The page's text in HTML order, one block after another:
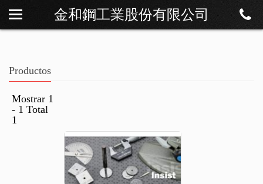
金和鋼工業股份有限公司
Sobre Os
Contáctenos
Productos
Mostrar 1
- 1 Total
1